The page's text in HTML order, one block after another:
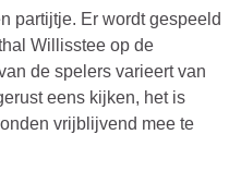
partijtje. Er wordt gespeeld
Willisstee op de
de spelers varieert van
eens kijken, het is
vrijblijvend mee te